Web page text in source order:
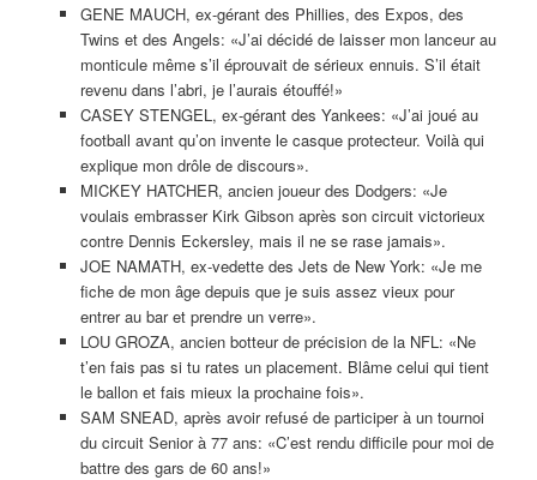
GENE MAUCH, ex-gérant des Phillies, des Expos, des
Twins et des Angels: «J’ai décidé de laisser mon lanceur au
monticule même s’il éprouvait de sérieux ennuis. S’il était
revenu dans l’abri, je l’aurais étouffé!»
CASEY STENGEL, ex-gérant des Yankees: «J’ai joué au
football avant qu’on invente le casque protecteur. Voilà qui
explique mon drôle de discours».
MICKEY HATCHER, ancien joueur des Dodgers: «Je
voulais embrasser Kirk Gibson après son circuit victorieux
contre Dennis Eckersley, mais il ne se rase jamais».
JOE NAMATH, ex-vedette des Jets de New York: «Je me
fiche de mon âge depuis que je suis assez vieux pour
entrer au bar et prendre un verre».
LOU GROZA, ancien botteur de précision de la NFL: «Ne
t’en fais pas si tu rates un placement. Blâme celui qui tient
le ballon et fais mieux la prochaine fois».
SAM SNEAD, après avoir refusé de participer à un tournoi
du circuit Senior à 77 ans: «C’est rendu difficile pour moi de
battre des gars de 60 ans!»